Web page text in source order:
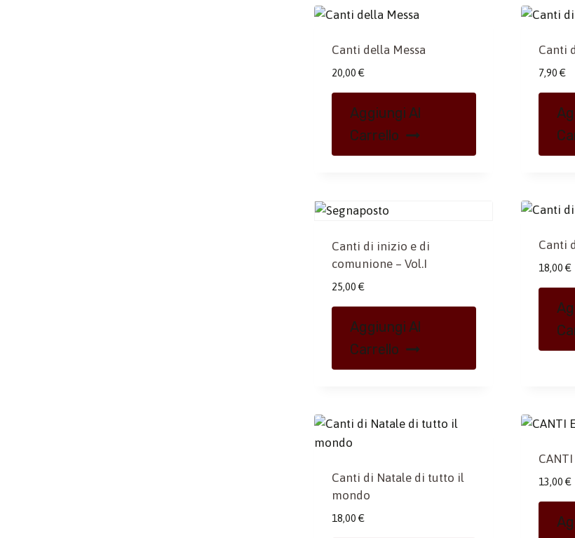
Canti della Messa
20,00 €
Aggiungi Al
Carrello
Canti
7,90 €
Canti di inizio e di
comunione – Vol.I
25,00 €
Aggiungi Al
Carrello
Canti
18,00 €
Canti di Natale di tutto il
mondo
18,00 €
CANTI
13,00 €